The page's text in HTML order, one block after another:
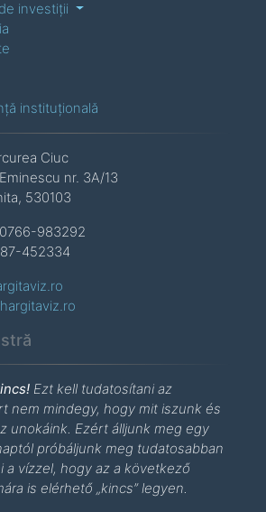
investiţii
instituțională
Ciuc
nr. 3A/13
530103
0766-983292
452334
Ezt kell tudatosítani az
nem mindegy, hogy mit iszunk és
unokáink. Ezért álljunk meg egy
próbáljunk meg tudatosabban
a vízzel, hogy az a következő
is elérhető „kincs” legyen.